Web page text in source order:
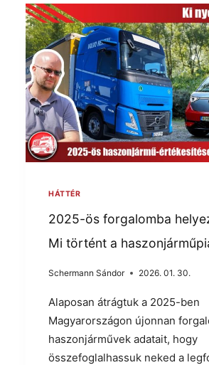
HÁTTÉR
2025-ös forgalomba
Mi történt a
Schermann Sándor 2026. 01. 30.
Alaposan átrágtuk a 2025-ben
Magyarországon újonnan
haszonjárművek adatait, hogy
összefoglalhassuk neked a